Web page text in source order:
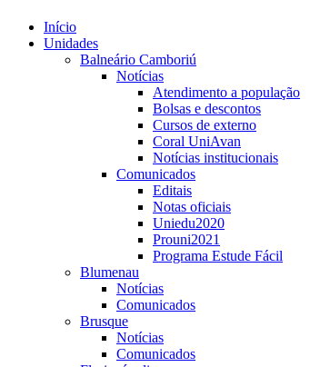
Início
Unidades
Balneário Camboriú
Notícias
Atendimento a população
Bolsas e descontos
Cursos de externo
Coral UniAvan
Notícias institucionais
Comunicados
Editais
Notas oficiais
Uniedu2020
Prouni2021
Programa Estude Fácil
Blumenau
Notícias
Comunicados
Brusque
Notícias
Comunicados